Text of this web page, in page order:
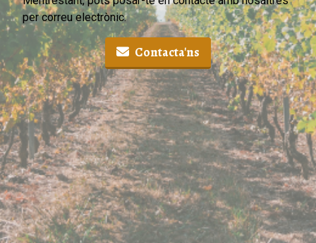
per correu electrònic.
Contacta'ns